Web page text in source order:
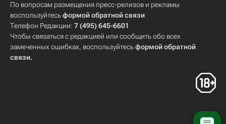
По вопросам размещения пресс-релизов и рекламы
воспользуйтесьформой обратной связи
Телефон Редакции: 7 (495) 645-6601
Чтобы связаться с редакцией или сообщить обо всех
замеченных ошибках, воспользуйтесьформой обратной
связи.